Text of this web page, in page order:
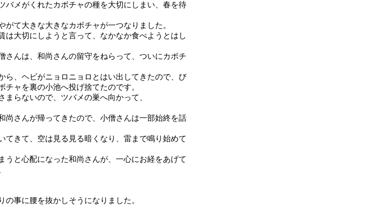
メがくれたカボチャの種を大切にしまい、春を待
て大きな大きなカボチャが一つなりました。
大切にしようと言って、なかなか食べようとはし
んは、和尚さんの留守をねらって、ついにカボチ
、ヘビがニョロニョロとはい出してきたので、び
チャを裏の小池へ投げ捨てたのです。
らないので、ツバメの巣へ向かって、
尚さんが帰ってきたので、小僧さんは一部始終を話
きて、空は見る見る暗くなり、雷まで鳴り始めて
と心配になった和尚さんが、一心にお経をあげて
事に腰を抜かしそうになりました。